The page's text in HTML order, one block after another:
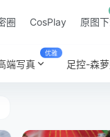
圈 CosPlay 原图
端写真
优雅
足控-森